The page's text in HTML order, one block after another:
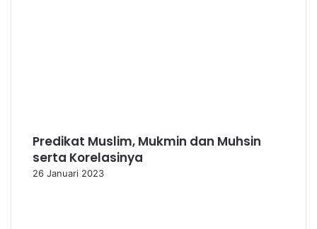
Predikat Muslim, Mukmin dan Muhsin
serta Korelasinya
26 Januari 2023